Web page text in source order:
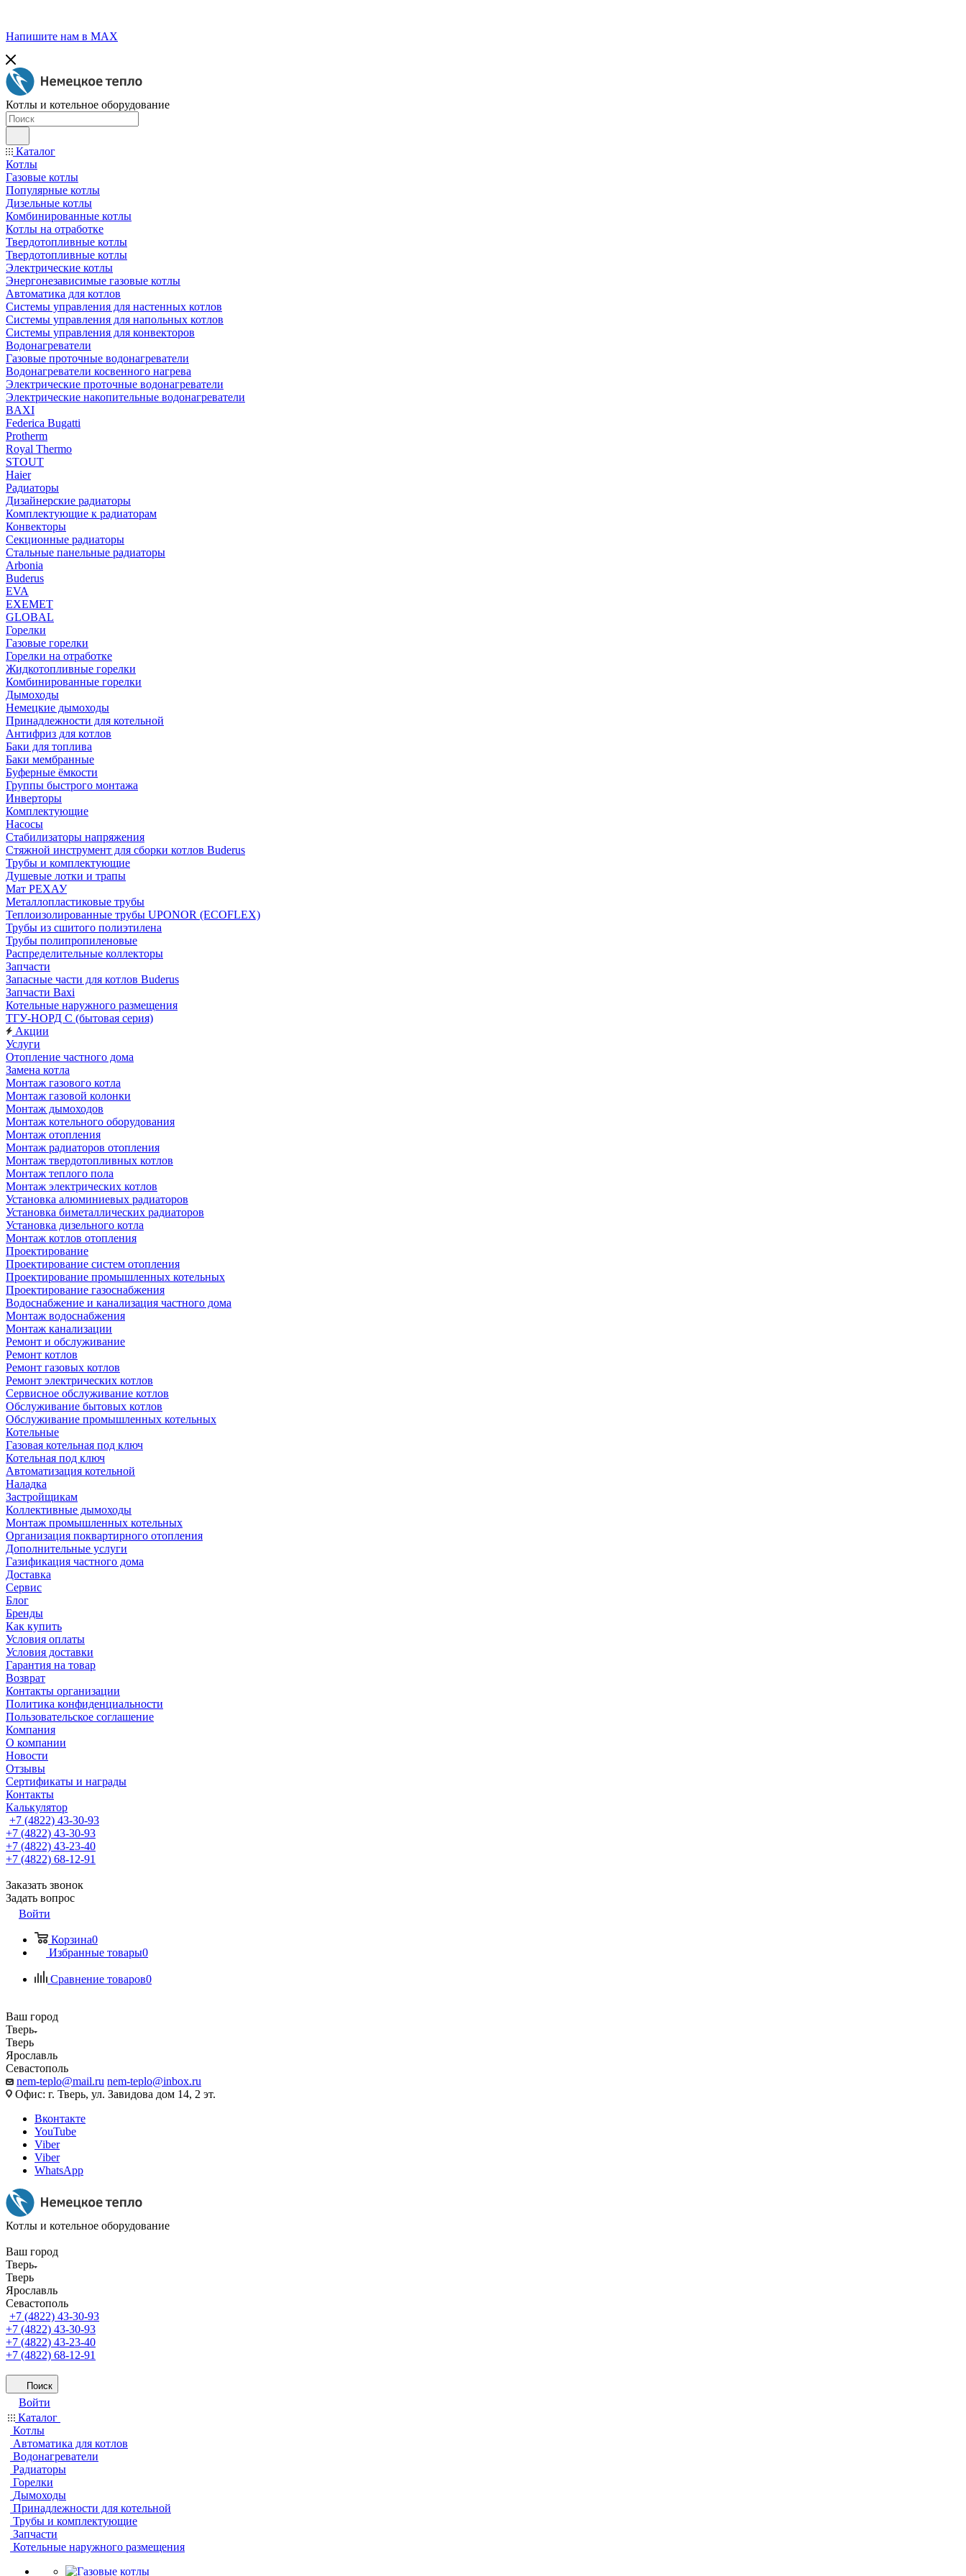
Напишите нам в МАХ
Котлы и котельное оборудование
Каталог
Котлы
Газовые котлы
Популярные котлы
Дизельные котлы
Комбинированные котлы
Котлы на отработке
Твердотопливные котлы
Твердотопливные котлы
Электрические котлы
Энергонезависимые газовые котлы
Автоматика для котлов
Системы управления для настенных котлов
Системы управления для напольных котлов
Системы управления для конвекторов
Водонагреватели
Газовые проточные водонагреватели
Водонагреватели косвенного нагрева
Электрические проточные водонагреватели
Электрические накопительные водонагреватели
BAXI
Federica Bugatti
Protherm
Royal Thermo
STOUT
Haier
Радиаторы
Дизайнерские радиаторы
Комплектующие к радиаторам
Конвекторы
Секционные радиаторы
Стальные панельные радиаторы
Arbonia
Buderus
EVA
EXEMET
GLOBAL
Горелки
Газовые горелки
Горелки на отработке
Жидкотопливные горелки
Комбинированные горелки
Дымоходы
Немецкие дымоходы
Принадлежности для котельной
Антифриз для котлов
Баки для топлива
Баки мембранные
Буферные ёмкости
Группы быстрого монтажа
Инверторы
Комплектующие
Насосы
Стабилизаторы напряжения
Стяжной инструмент для сборки котлов Buderus
Трубы и комплектующие
Душевые лотки и трапы
Мат РЕХАУ
Металлопластиковые трубы
Теплоизолированные трубы UPONOR (ECOFLEX)
Трубы из сшитого полиэтилена
Трубы полипропиленовые
Распределительные коллекторы
Запчасти
Запасные части для котлов Buderus
Запчасти Baxi
Котельные наружного размещения
ТГУ-НОРД С (бытовая серия)
Акции
Услуги
Отопление частного дома
Замена котла
Монтаж газового котла
Монтаж газовой колонки
Монтаж дымоходов
Монтаж котельного оборудования
Монтаж отопления
Монтаж радиаторов отопления
Монтаж твердотопливных котлов
Монтаж теплого пола
Монтаж электрических котлов
Установка алюминиевых радиаторов
Установка биметаллических радиаторов
Установка дизельного котла
Монтаж котлов отопления
Проектирование
Проектирование систем отопления
Проектирование промышленных котельных
Проектирование газоснабжения
Водоснабжение и канализация частного дома
Монтаж водоснабжения
Монтаж канализации
Ремонт и обслуживание
Ремонт котлов
Ремонт газовых котлов
Ремонт электрических котлов
Сервисное обслуживание котлов
Обслуживание бытовых котлов
Обслуживание промышленных котельных
Котельные
Газовая котельная под ключ
Котельная под ключ
Автоматизация котельной
Наладка
Застройщикам
Коллективные дымоходы
Монтаж промышленных котельных
Организация поквартирного отопления
Дополнительные услуги
Газификация частного дома
Доставка
Сервис
Блог
Бренды
Как купить
Условия оплаты
Условия доставки
Гарантия на товар
Возврат
Контакты организации
Политика конфиденциальности
Пользовательское соглашение
Компания
О компании
Новости
Отзывы
Сертификаты и награды
Контакты
Калькулятор
+7 (4822) 43-30-93
+7 (4822) 43-30-93
+7 (4822) 43-23-40
+7 (4822) 68-12-91
Заказать звонок
Задать вопрос
Войти
Корзина0
Избранные товары0
Сравнение товаров0
Ваш город
Тверь
Тверь
Ярославль
Севастополь
nem-teplo@mail.ru nem-teplo@inbox.ru
Офис: г. Тверь, ул. Завидова дом 14, 2 эт.
Вконтакте
YouTube
Viber
Viber
WhatsApp
Котлы и котельное оборудование
Ваш город
Тверь
Тверь
Ярославль
Севастополь
+7 (4822) 43-30-93
+7 (4822) 43-30-93
+7 (4822) 43-23-40
+7 (4822) 68-12-91
Поиск
Войти
Каталог
Котлы
Автоматика для котлов
Водонагреватели
Радиаторы
Горелки
Дымоходы
Принадлежности для котельной
Трубы и комплектующие
Запчасти
Котельные наружного размещения